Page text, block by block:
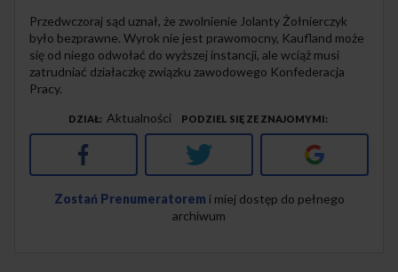
Przedwczoraj sąd uznał, że zwolnienie Jolanty Żołnierczyk
było bezprawne. Wyrok nie jest prawomocny, Kaufland może
się od niego odwołać do wyższej instancji, ale wciąż musi
zatrudniać działaczkę związku zawodowego Konfederacja
Pracy.
DZIAŁ Aktualności PODZIEL SIĘ ZE ZNAJOMYMI
Twitter Google+
Zostań Prenumeratorem i miej dostęp do pełnego
archiwum